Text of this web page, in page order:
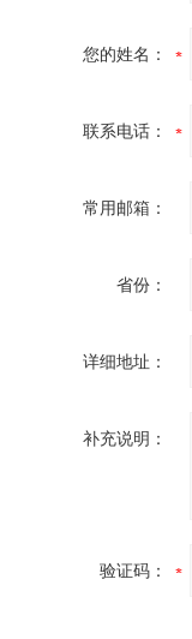
您的姓名：
联系电话：
常用邮箱：
省份：
详细地址：
补充说明：
验证码：